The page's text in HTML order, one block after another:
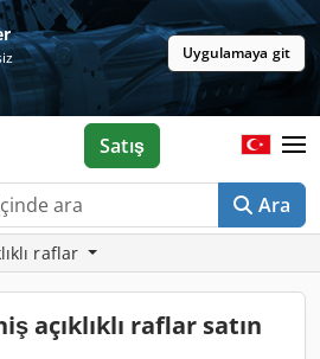
Uygulamaya git
Ara
Satış
raflar
açıklıklı raflar satın